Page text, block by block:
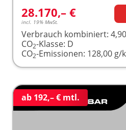
28.170,– €
incl. 19% MwSt.
Verbrauch kombiniert:
CO2-Klasse: D
CO2-Emissionen: 128,00 g/
ab 192,– € mtl.